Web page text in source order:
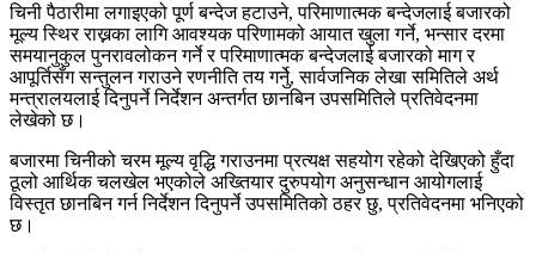
चिनी पैठारीमा लगाइएको पूर्ण बन्देज हटाउने, परिमाणात्मक बन्देजलाई बजारको
मूल्य स्थिर राख्नका लागि आवश्यक परिणामको आयात खुला गर्ने, भन्सार दरमा
समयानुकुल पुनरावलोकन गर्ने र परिमाणात्मक बन्देजलाई बजारको माग र
आपूर्तिसँग सन्तुलन गराउने रणनीति तय गर्नेु, सार्वजनिक लेखा समितिले अर्थ
मन्त्रालयलाई दिनुपर्ने निर्देशन अन्तर्गत छानबिन उपसमितिले प्रतिवेदनमा
लेखेको छ।
बजारमा चिनीको चरम मूल्य वृद्धि गराउनमा प्रत्यक्ष सहयोग रहेको देखिएको हुँदा
ठूलो आर्थिक चलखेल भएकोले अख्तियार दुरुपयोग अनुसन्धान आयोगलाई
विस्तृत छानबिन गर्न निर्देशन दिनुपर्ने उपसमितिको ठहर छु, प्रतिवेदनमा भनिएको
छ।